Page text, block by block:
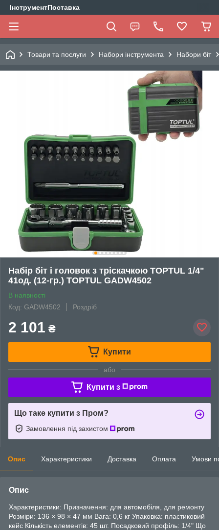
ІнструментПоставка
Товари та послуги Набори інструмента Набори біт
Набір біт і головок з тріскачкою TOPTUL 1/4"
41од. (12-гр.) TOPTUL GADW4502
В наявності
Код: GADW4502
Роздріб
2 101 ₴
Купити
або
Купити з
Що таке купити з Пром?
Замовлення під захистом
Опис Характеристики Доставка Оплата Умови
Опис
Характеристики: Призначення: для автомобіля, для ремонту
Розміри: 136 × 98 × 47 мм Вага: 0,6 кг Упаковка: пластиковий
кейс Кількість елементів: 45 шт. Посадковий профіль: 1/4" Що